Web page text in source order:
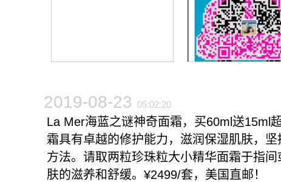
2019-08-23 05:02:20
La Mer海蓝之谜神奇面霜，买60ml送15ml
霜具有卓越的修护能力，滋润保湿肌肤，
方法。请取两粒珍珠粒大小精华面霜于指
肤的滋养和舒缓。¥2499/套，美国直邮！